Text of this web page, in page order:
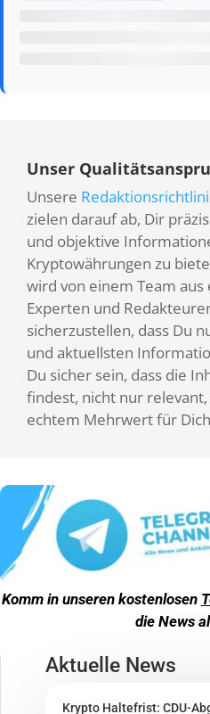
Unser
Unsere
zielen darauf ab, Dir
und objektive
Kryptowährungen zu
wird von einem Team
Experten und
sicherzustellen, dass Du
und aktuellsten
Du sicher sein, dass die
findest, nicht nur
echtem Mehrwert für
Komm in unseren kostenlosen
die News
Aktuelle News
Krypto Haltefrist: CDU-